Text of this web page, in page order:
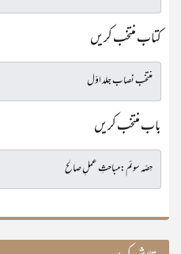
کتاب منتخب کریں
باب منتخب کریں